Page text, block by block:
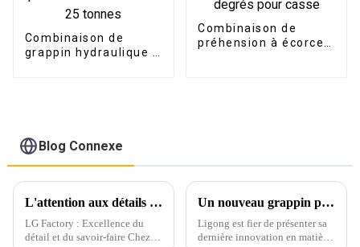
Combinaison de
grappin hydraulique à
Combinaison de
préhension à écorce
Blog Connexe
L'attention aux détails commence par l'emballage
LG Factory : Excellence du
détail et du savoir-faire Chez
Un nouveau grappin pour excavatrices révolutionne l'abattage des arbres
Ligong est fier de présenter sa
dernière innovation en matière